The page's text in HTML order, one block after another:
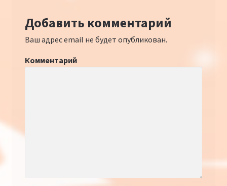
Добавить комментарий
Ваш адрес email не будет опубликован.
Комментарий